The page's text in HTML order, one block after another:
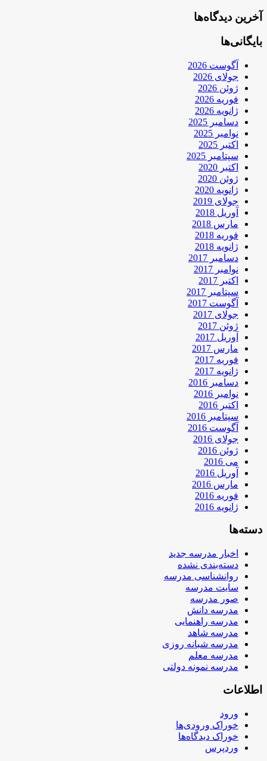
آخرین دیدگاه‌ها
بایگانی‌ها
آگوست 2026
جولای 2026
ژوئن 2026
فوریه 2026
ژانویه 2026
دسامبر 2025
نوامبر 2025
اکتبر 2025
سپتامبر 2025
اکتبر 2020
ژوئن 2020
ژانویه 2020
جولای 2019
آوریل 2018
مارس 2018
فوریه 2018
ژانویه 2018
دسامبر 2017
نوامبر 2017
اکتبر 2017
سپتامبر 2017
آگوست 2017
جولای 2017
ژوئن 2017
آوریل 2017
مارس 2017
فوریه 2017
ژانویه 2017
دسامبر 2016
نوامبر 2016
اکتبر 2016
سپتامبر 2016
آگوست 2016
جولای 2016
ژوئن 2016
می 2016
آوریل 2016
مارس 2016
فوریه 2016
ژانویه 2016
دسته‌ها
اخبار مدرسه جدید
دسته‌بندی نشده
روانشناسی مدرسه
سایت مدرسه
صور مدرسه
مدرسه دانش
مدرسه راهنمایی
مدرسه شاهد
مدرسه شبانه روزی
مدرسه معلم
مدرسه نمونه دولتی
اطلاعات
ورود
خوراک ورودی‌ها
خوراک دیدگاه‌ها
وردپرس